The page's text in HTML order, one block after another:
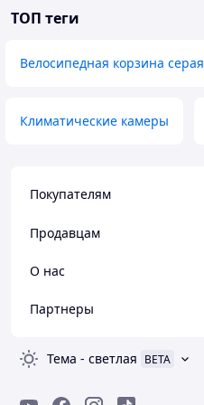
ТОП теги
Велосипедная корзина серая
Климатические камеры
Покупателям
Продавцам
О нас
Партнеры
Тема - светлая BETA